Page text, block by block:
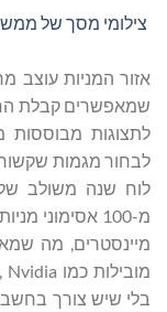
אזור המניות עוצב
שמאפשרים קבלת
לתצוגות מבוססות
לבחור מגמות
לוח שנה משולב של
מיינסטרים, מה
בלי שיש צורך